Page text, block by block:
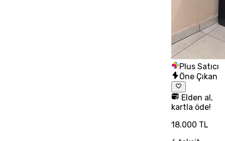
Plus Satıcı
Öne Çıkan
Elden al,
kartla öde!
18.000 TL